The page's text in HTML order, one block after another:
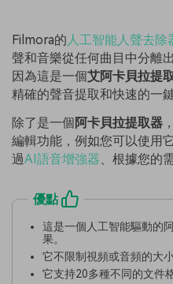
Filmora的 人工智能人聲去除
聲和音樂從任何曲目中分離
因為這是一個艾阿卡貝拉提
精確的聲音提取和快速的一
除了是一個阿卡貝拉提取器
編輯功能，例如您可以使用
過AI語音增強器、根據您的
優點
這是一個人工智能驅動的
果。
它不限制視頻或音頻的大小
它支持20多種不同的文件